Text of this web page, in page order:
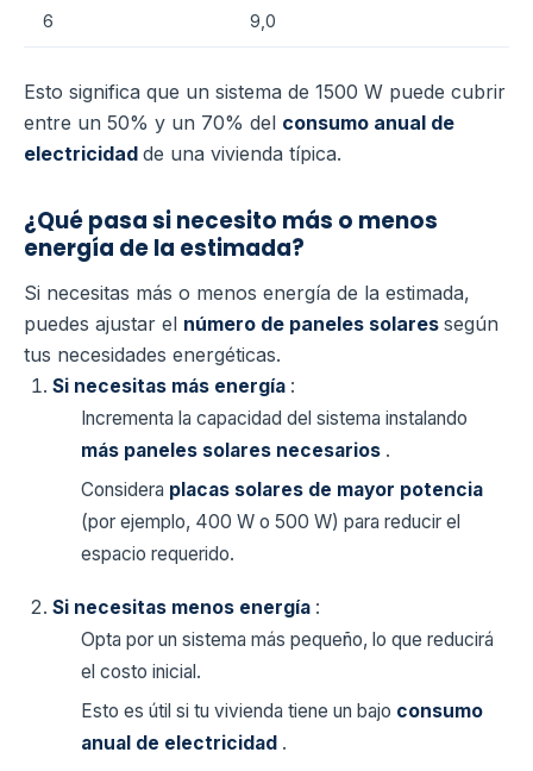
6 9,0
Esto significa que un sistema de 1500 W puede cubrir
entre un 50% y un 70% del consumo anual de
electricidad de una vivienda típica.
¿Qué pasa si necesito más o menos
energía de la estimada?
Si necesitas más o menos energía de la estimada,
puedes ajustar el número de paneles solares según
tus necesidades energéticas.
Si necesitas más energía :
Incrementa la capacidad del sistema instalando
más paneles solares necesarios .
Considera placas solares de mayor potencia
(por ejemplo, 400 W o 500 W) para reducir el
espacio requerido.
Si necesitas menos energía :
Opta por un sistema más pequeño, lo que reducirá
el costo inicial.
Esto es útil si tu vivienda tiene un bajo consumo
anual de electricidad .